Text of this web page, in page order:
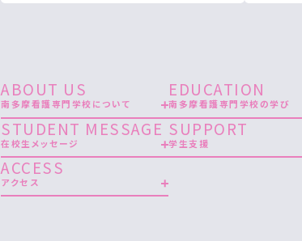
ABOUT US
南多摩看護専門学校について
EDUCATION
南多摩看護専門学校の学び
STUDENT MESSAGE
在校生メッセージ
SUPPORT
学生支援
ACCESS
アクセス